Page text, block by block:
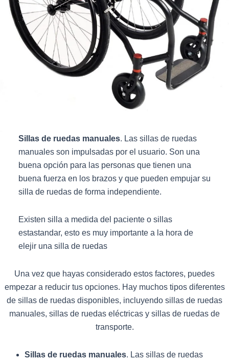
Sillas de ruedas manuales. Las sillas de ruedas
manuales son impulsadas por el usuario. Son una
buena opción para las personas que tienen una
buena fuerza en los brazos y que pueden empujar su
silla de ruedas de forma independiente.
Existen silla a medida del paciente o sillas
estastandar, esto es muy importante a la hora de
elejir una silla de ruedas
Una vez que hayas considerado estos factores, puedes
empezar a reducir tus opciones. Hay muchos tipos diferentes
de sillas de ruedas disponibles, incluyendo sillas de ruedas
manuales, sillas de ruedas eléctricas y sillas de ruedas de
transporte.
Sillas de ruedas manuales. Las sillas de ruedas